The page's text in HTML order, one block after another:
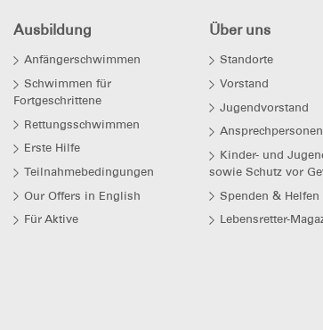
Ausbildung
Anfängerschwimmen
Schwimmen für
Fortgeschrittene
Rettungsschwimmen
Erste Hilfe
Teilnahmebedingungen
Our Offers in English
Für Aktive
Über uns
Standorte
Vorstand
Jugendvorstand
Ansprechpersonen
Kinder- und
sowie Schutz vor
Spenden & Helfen
Lebensretter-